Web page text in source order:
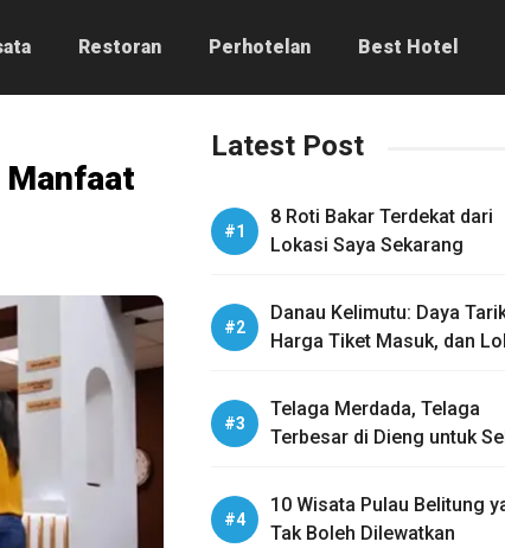
Restoran Perhotelan Best Hotel
Latest Post
8 Roti Bakar Terdekat dari
Lokasi Saya Sekarang
Danau Kelimutu: Daya
Harga Tiket Masuk, dan
Telaga Merdada, Telaga
Terbesar di Dieng untuk
10 Wisata Pulau Belitung
Tak Boleh Dilewatkan